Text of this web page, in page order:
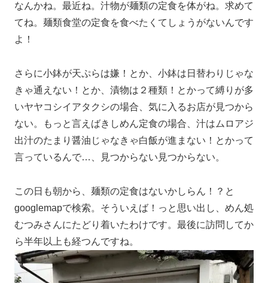
なんかね。最近ね。汁物が麺類の定食を体がね。求めて
てね。麺類食堂の定食を食べたくてしょうがないんです
よ！
さらに小鉢が天ぷらは嫌！とか、小鉢は日替わりじゃな
きゃ通えない！とか、漬物は２種類！とかって縛りが多
いヤヤコシイアタクシの場合、気に入るお店が見つから
ない。もっと言えばきしめん定食の場合、汁はムロアジ
出汁のたまり醤油じゃなきゃ白飯が進まない！とかって
言っているんで…、見つからない見つからない。
この日も朝から、麺類の定食はないかしらん！？と
googlemapで検索。そういえば！っと思い出し、めん処
むつみさんにたどり着いたわけです。最後に訪問してか
ら半年以上も経つんですね。